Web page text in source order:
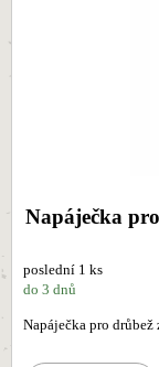
Napáječka
poslední 1 ks
do 3 dnů
Napáječka pro